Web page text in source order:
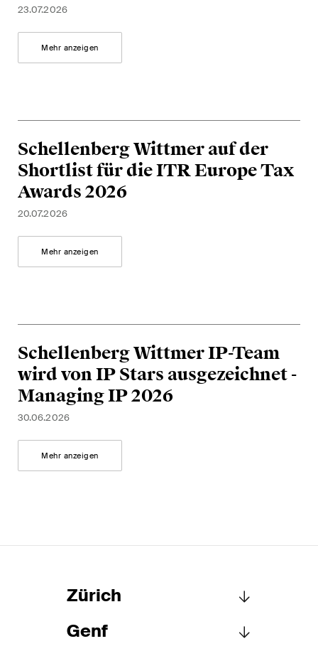
23.07.2026
Mehr anzeigen
Schellenberg Wittmer auf der
Shortlist für die ITR Europe Tax
Awards 2026
20.07.2026
Mehr anzeigen
Schellenberg Wittmer IP-Team
wird von IP Stars ausgezeichnet -
Managing IP 2026
30.06.2026
Mehr anzeigen
Zürich
Schellenberg Wittmer AG
Genf